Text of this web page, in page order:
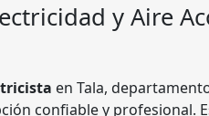
y Aire
en Tala,
confiable y profesional.